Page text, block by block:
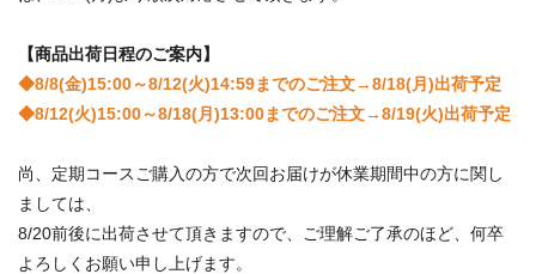
【商品出荷日程のご案内】
◆8/8(金)15:00～8/12(火)14:59までのご注文→8/18(月)出荷予定
◆8/12(火)15:00～8/18(月)13:00までのご注文→8/19(火)出荷予定
尚、定期コースご購入の方で次回お届けが休業期間中の方に関し
ましては、
8/20前後に出荷させて頂きますので、ご理解ご了承のほど、何卒
よろしくお願い申し上げます。